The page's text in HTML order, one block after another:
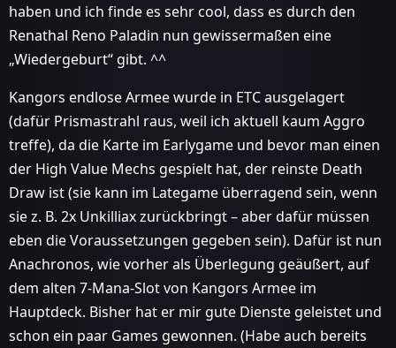
haben und ich finde es sehr cool, dass es durch den
Renathal Reno Paladin nun gewissermaßen eine
„Wiedergeburt“ gibt. ^^
Kangors endlose Armee wurde in ETC ausgelagert
(dafür Prismastrahl raus, weil ich aktuell kaum Aggro
treffe), da die Karte im Earlygame und bevor man einen
der High Value Mechs gespielt hat, der reinste Death
Draw ist (sie kann im Lategame überragend sein, wenn
sie z. B. 2x Unkilliax zurückbringt – aber dafür müssen
eben die Voraussetzungen gegeben sein). Dafür ist nun
Anachronos, wie vorher als Überlegung geäußert, auf
dem alten 7-Mana-Slot von Kangors Armee im
Hauptdeck. Bisher hat er mir gute Dienste geleistet und
schon ein paar Games gewonnen. (Habe auch bereits